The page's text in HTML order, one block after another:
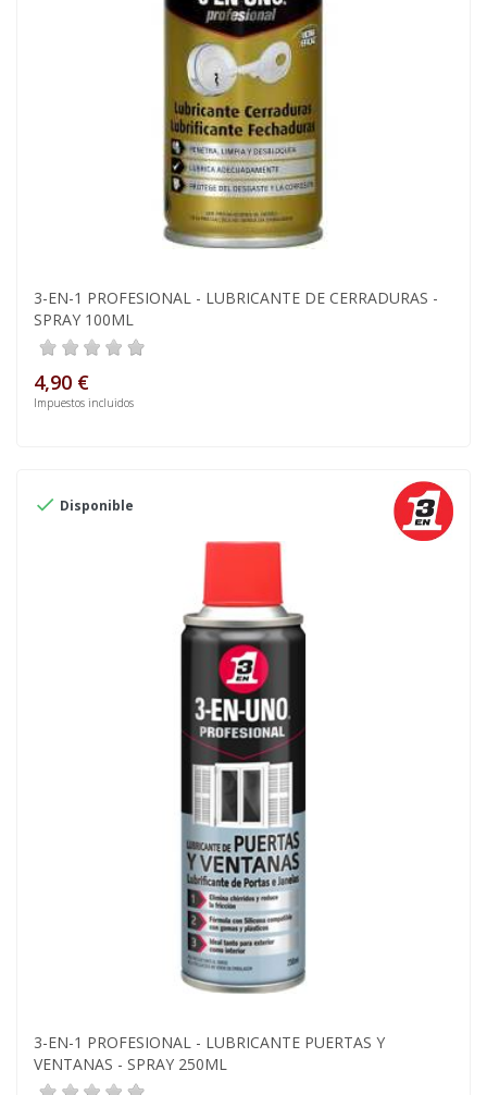
3-EN-1 PROFESIONAL - LUBRICANTE DE CERRADURAS -
SPRAY 100ML
4,90 €
Impuestos incluidos
 Disponible
3-EN-1 PROFESIONAL - LUBRICANTE PUERTAS Y
VENTANAS - SPRAY 250ML